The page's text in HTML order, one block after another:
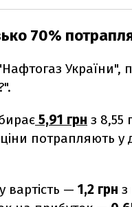
70%
України",
5,91 грн з 8,55
ціни потрапляють
вартість — 1,2 грн з